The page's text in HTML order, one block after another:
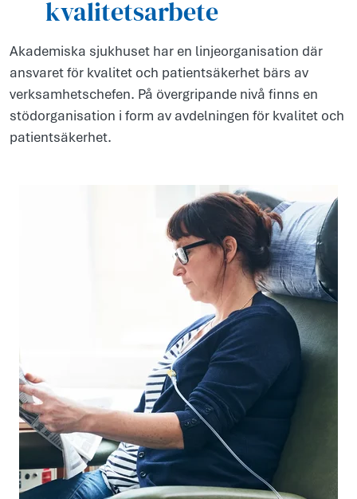
kvalitetsarbete
Akademiska sjukhuset har en linjeorganisation där
ansvaret för kvalitet och patientsäkerhet bärs av
verksamhetschefen. På övergripande nivå finns en
stödorganisation i form av avdelningen för kvalitet och
patientsäkerhet.